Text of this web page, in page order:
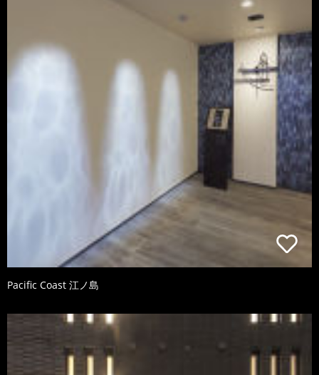
Pacific Coast 江ノ島